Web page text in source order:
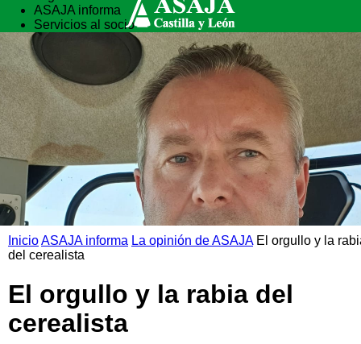
ASAJA informa
Servicios al socio
Vida rural
Formación
InicioASAJA informa La opinión de ASAJA El orgullo y la
del cerealista
El orgullo y la rabia del
cerealista